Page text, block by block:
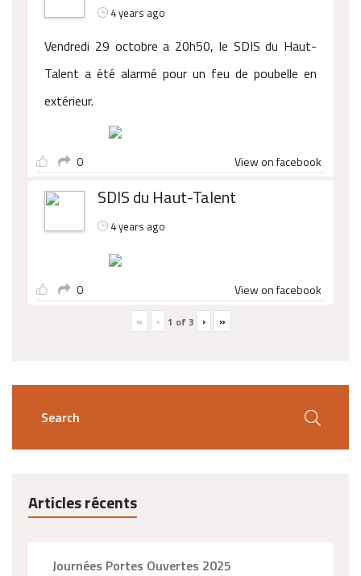
4 years ago
Vendredi 29 octobre a 20h50, le SDIS du Haut-
Talent a été alarmé pour un feu de poubelle en
extérieur.
0 View on facebook
SDIS du Haut-Talent
4 years ago
0 View on facebook
« ‹ 1 of 3 › »
Articles récents
Journées Portes Ouvertes 2025